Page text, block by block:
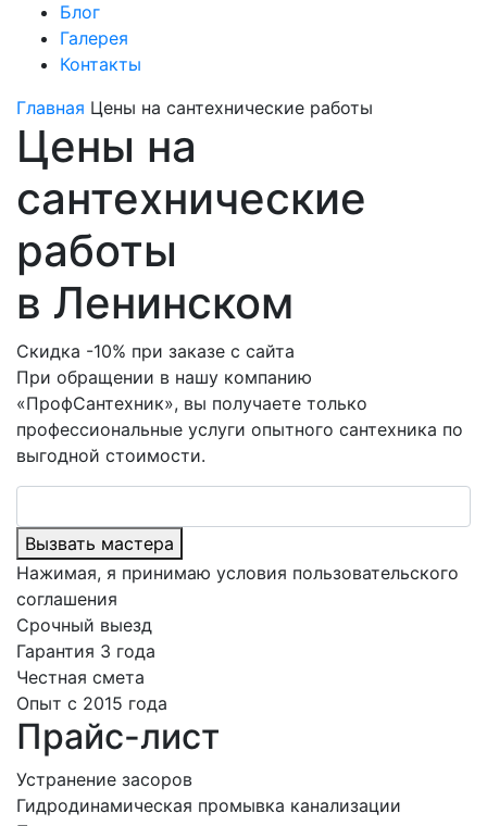
Блог
Галерея
Контакты
Главная Цены на сантехнические работы
Цены на
сантехнические
работы
в Ленинском
Скидка -10% при заказе с сайта
При обращении в нашу компанию
«ПрофСантехник», вы получаете только
профессиональные услуги опытного сантехника по
выгодной стоимости.
Вызвать мастера
Нажимая, я принимаю условия пользовательского
соглашения
Срочный выезд
Гарантия 3 года
Честная смета
Опыт с 2015 года
Прайс-лист
Устранение засоров
Гидродинамическая промывка канализации